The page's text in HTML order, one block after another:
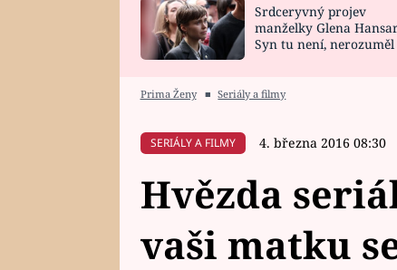
HOROSKOP NA
CELEBRITY
VAŘENÍ
Srdceryvný projev
manželky Glena
Syn tu není, nerozuměl
Prima Ženy ■ Seriály a filmy
SERIÁLY A FILMY 4. března 2016 08:30
Hvězda
vaši matku